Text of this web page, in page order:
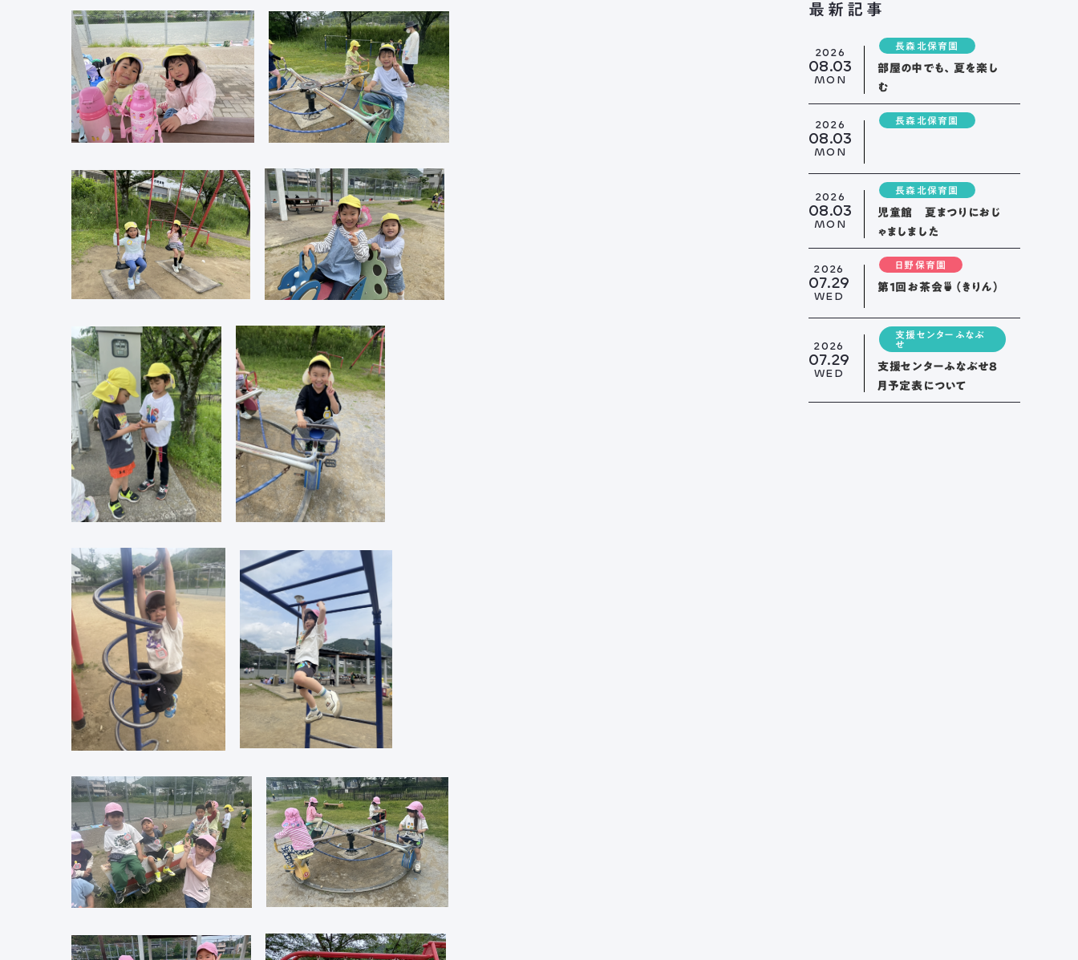
トップページ
舟伏について
アクセス
ブログ
最新記事
2026
08.03
MON
長森北保育園
部屋の中でも、夏を楽し
む
2026
08.03
MON
長森北保育園
2026
08.03
MON
長森北保育園
児童館 夏まつりにおじ
ゃましました
2026
07.29
WED
日野保育園
第１回お茶会🍵（きりん）
2026
07.29
WED
支援センターふなぶ
せ
支援センターふなぶせ8
月予定表について